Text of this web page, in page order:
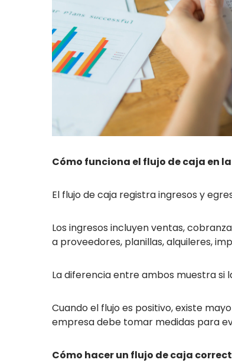
Cómo funciona el flujo de caja en
El flujo de caja registra ingresos y
Los ingresos incluyen ventas,
a proveedores, planillas, alquileres,
La diferencia entre ambos muestra si
Cuando el flujo es positivo, existe
empresa debe tomar medidas para
Cómo hacer un flujo de caja